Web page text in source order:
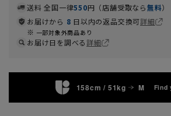
送料 全国一律550円（店舗受取なら無料）
お届けから 8 日以内の返品交換可詳細
一部対象外商品あり
お届け日を調べる詳細
158cm / 51kg M Find